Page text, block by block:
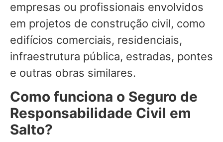
empresas ou profissionais envolvidos
em projetos de construção civil, como
edifícios comerciais, residenciais,
infraestrutura pública, estradas, pontes
e outras obras similares.
Como funciona o Seguro de
Responsabilidade Civil em
Salto?